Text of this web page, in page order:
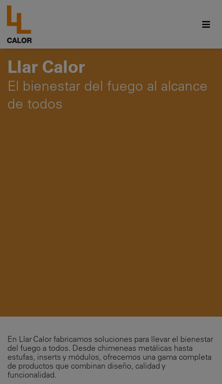
Llar Calor
El bienestar del fuego al alcance
de todos
En Llar Calor fabricamos soluciones para llevar el bienestar
del fuego a todos. Desde chimeneas metálicas hasta
estufas, inserts y módulos, ofrecemos una gama completa
de productos que combinan diseño, calidad y
funcionalidad.